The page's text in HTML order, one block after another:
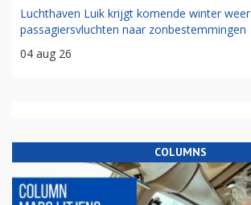
Luchthaven Luik krijgt komende winter weer
passagiersvluchten naar zonbestemmingen
04 aug 26
COLUMNS